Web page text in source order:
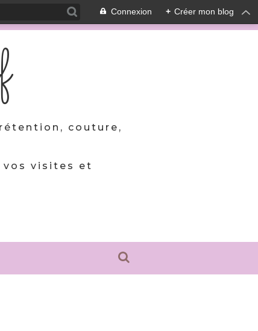
Connexion + Créer mon blog
couture,
vos visites et